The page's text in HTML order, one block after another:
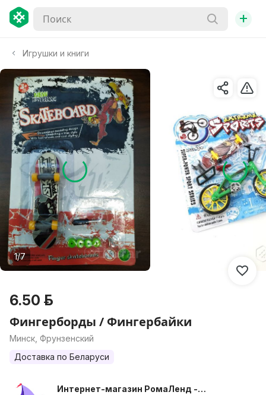
+
Игрушки и книги
1/7
6.50 р.
Фингерборды / Фингербайки
Минск, Фрунзенский
Доставка по Беларуси
Интернет-магазин РомаЛенд -